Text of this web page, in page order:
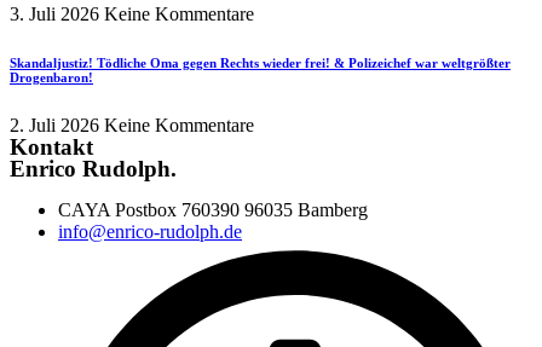
3. Juli 2026 Keine Kommentare
Skandaljustiz! Tödliche Oma gegen Rechts wieder frei! & Polizeichef war weltgrößter
Drogenbaron!
2. Juli 2026 Keine Kommentare
Kontakt
Enrico Rudolph.
CAYA Postbox 760390 96035 Bamberg
info@enrico-rudolph.de